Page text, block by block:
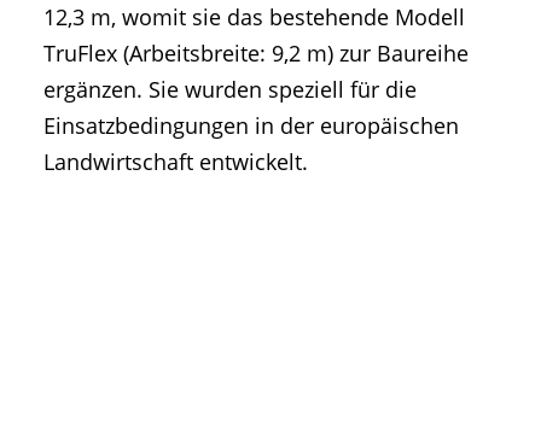
12,3 m, womit sie das bestehende Modell
TruFlex (Arbeitsbreite: 9,2 m) zur Baureihe
ergänzen. Sie wurden speziell für die
Einsatzbedingungen in der europäischen
Landwirtschaft entwickelt.